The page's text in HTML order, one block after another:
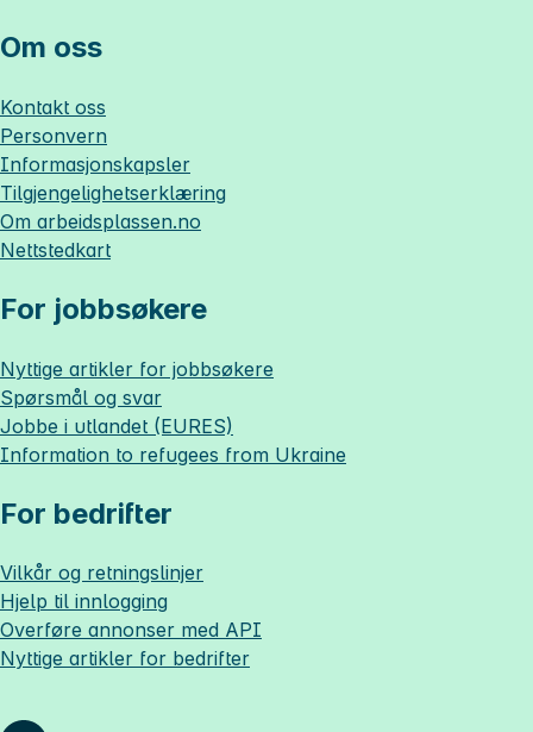
Om oss
Kontakt oss
Personvern
Informasjonskapsler
Tilgjengelighetserklæring
Om arbeidsplassen.no
Nettstedkart
For jobbsøkere
Nyttige artikler for jobbsøkere
Spørsmål og svar
Jobbe i utlandet (EURES)
Information to refugees from Ukraine
For bedrifter
Vilkår og retningslinjer
Hjelp til innlogging
Overføre annonser med API
Nyttige artikler for bedrifter